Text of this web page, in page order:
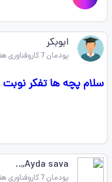
ابوبکر
پودمان 7 کاروفناوری هفتم
سلام پچه ها تفکر
Ayda sava,,..
پودمان 7 کاروفناوری هفتم